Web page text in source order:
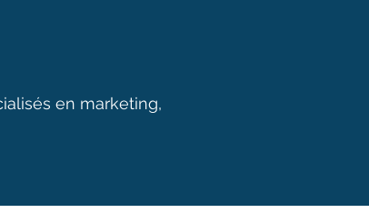
en marketing,